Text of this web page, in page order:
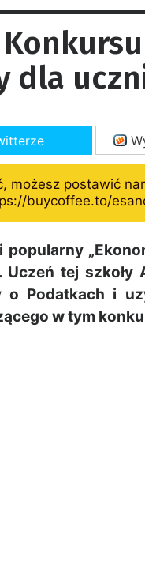
dla
możesz postawić
buycoffee.to/
popularny
tej
Podatkach i
w tym